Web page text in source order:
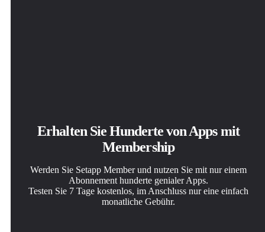
Erhalten Sie Hunderte von Apps mit
Membership
Werden Sie Setapp Member und nutzen Sie mit nur einem
Abonnement hunderte genialer Apps.
Testen Sie 7 Tage kostenlos, im Anschluss nur eine einfach
monatliche Gebühr.